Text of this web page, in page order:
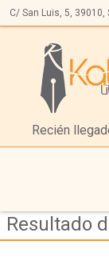
C/ San Luis, 5, 39010,
Recién
Resultado